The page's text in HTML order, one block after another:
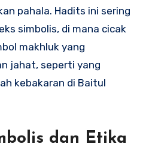
pahala. Hadits ini sering
simbolis, di mana cicak
makhluk yang
jahat, seperti yang
kebakaran di Baitul
dan Etika